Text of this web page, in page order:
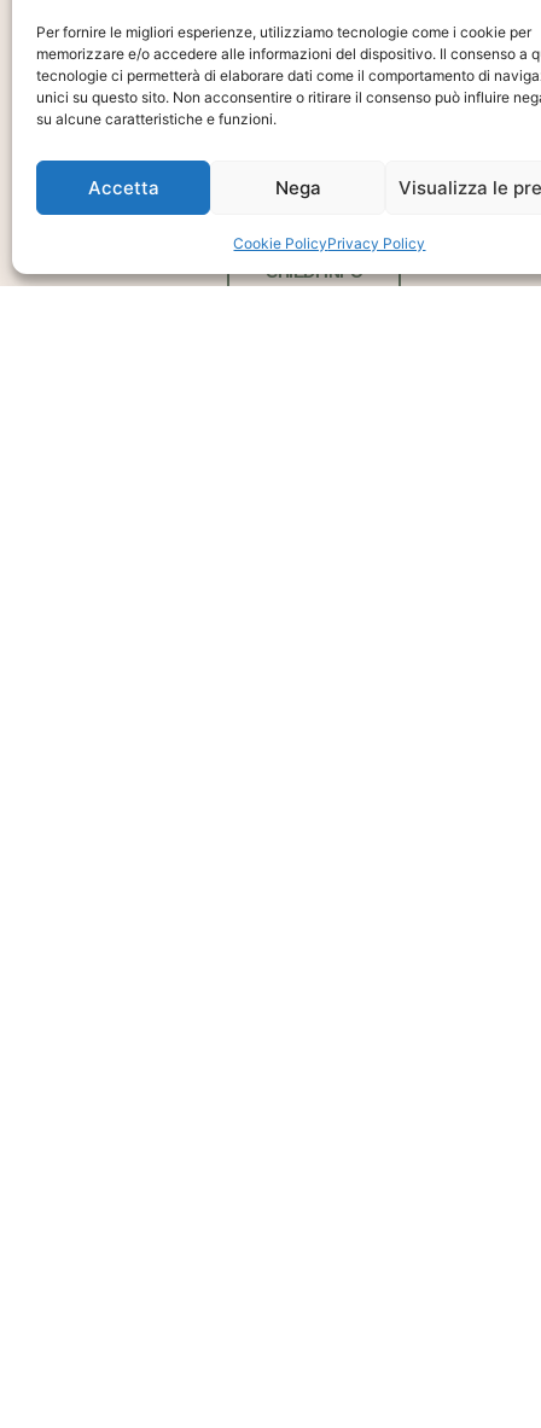
Per fornire le migliori esperienze, utilizziamo tecnologie come i cookie per
memorizzare e/o accedere alle informazioni del dispositivo. Il consenso a
tecnologie ci permetterà di elaborare dati come il comportamento di
unici su questo sito. Non acconsentire o ritirare il consenso può influire
su alcune caratteristiche e funzioni.
Accetta Nega Visualizza le
Cookie PolicyPrivacy Policy
Ti interessa?
Chiedi
E Disponibilità
Prodotto
CHIEDI INFO